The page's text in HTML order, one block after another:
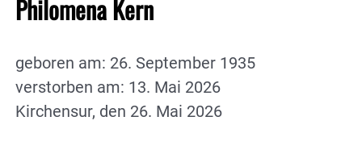
Philomena Kern
geboren am: 26. September 1935
verstorben am: 13. Mai 2026
Kirchensur, den 26. Mai 2026